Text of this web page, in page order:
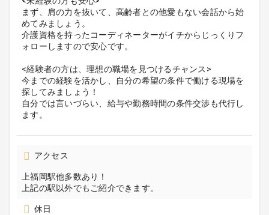
まず、肩の力を抜いて、高齢者との他愛もない会話から始
めてみましょう。
介護資格を持ったコーディネーターがイチからじっくりフ
ォローしますので安心です。
<経験者の方は、理想の職場を見つけるチャンス>
今までの経験を活かし、自分の希望の条件で働ける現場を
探してみましょう！
自分では言いづらい、給与や勤務時間の条件交渉も代行し
ます。
アクセス
上福岡駅他多数あり！
上記の駅以外でもご紹介できます。
休日